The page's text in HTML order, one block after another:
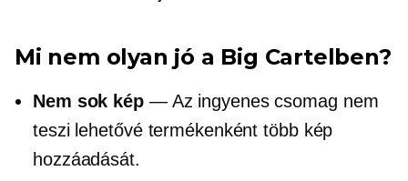
Mi nem olyan jó a Big Cartelben?
Nem sok kép— Az ingyenes csomag nem
teszi lehetővé termékenként több kép
hozzáadását.